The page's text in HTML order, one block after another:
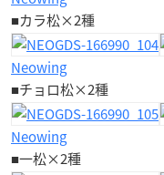
■カラ松×2種
Neowing
■チョロ松×2種
Neowing
■一松×2種